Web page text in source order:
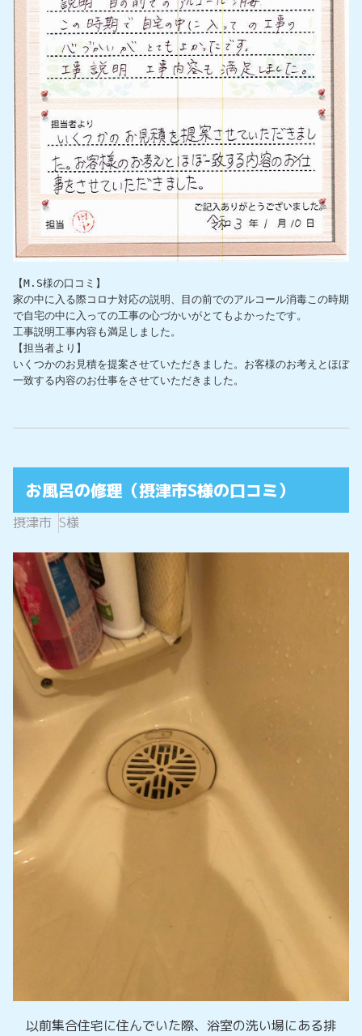
【M.S様の口コミ】
家の中に入る際コロナ対応の説明、目の前でのアルコール消毒この時期
で自宅の中に入っての工事の心づかいがとてもよかったです。
工事説明工事内容も満足しました。
【担当者より】
いくつかのお見積を提案させていただきました。お客様のお考えとほぼ
一致する内容のお仕事をさせていただきました。
お風呂の修理（摂津市S様の口コミ）
摂津市 S様
以前集合住宅に住んでいた際、浴室の洗い場にある排